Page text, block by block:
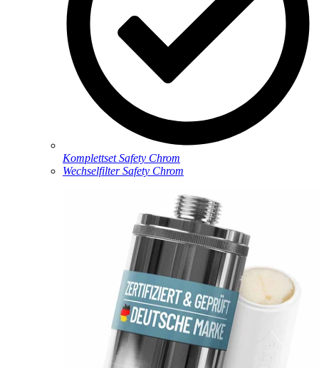
Komplettset Safety Chrom
Wechselfilter Safety Chrom